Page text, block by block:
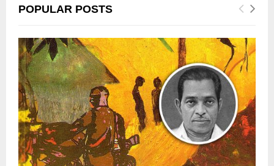
POPULAR POSTS